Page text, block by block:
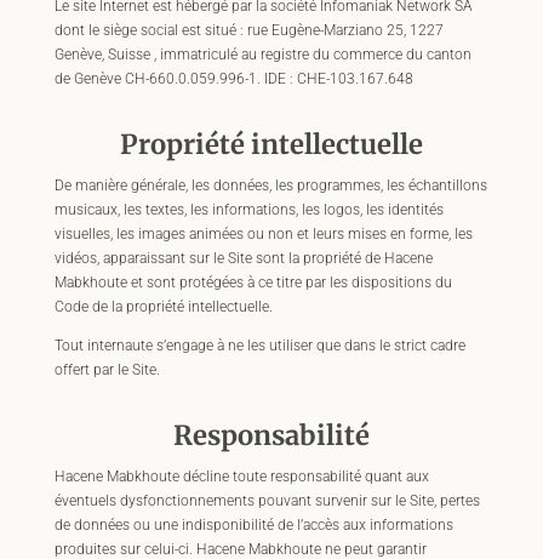
Le site Internet est hébergé par la société Infomaniak Network SA
dont le siège social est situé : rue Eugène-Marziano 25, 1227
Genève, Suisse , immatriculé au registre du commerce du canton
de Genève CH-660.0.059.996-1. IDE : CHE-103.167.648
Propriété intellectuelle
De manière générale, les données, les programmes, les échantillons
musicaux, les textes, les informations, les logos, les identités
visuelles, les images animées ou non et leurs mises en forme, les
vidéos, apparaissant sur le Site sont la propriété de Hacene
Mabkhoute et sont protégées à ce titre par les dispositions du
Code de la propriété intellectuelle.
Tout internaute s’engage à ne les utiliser que dans le strict cadre
offert par le Site.
Responsabilité
Hacene Mabkhoute décline toute responsabilité quant aux
éventuels dysfonctionnements pouvant survenir sur le Site, pertes
de données ou une indisponibilité de l’accès aux informations
produites sur celui-ci. Hacene Mabkhoute ne peut garantir